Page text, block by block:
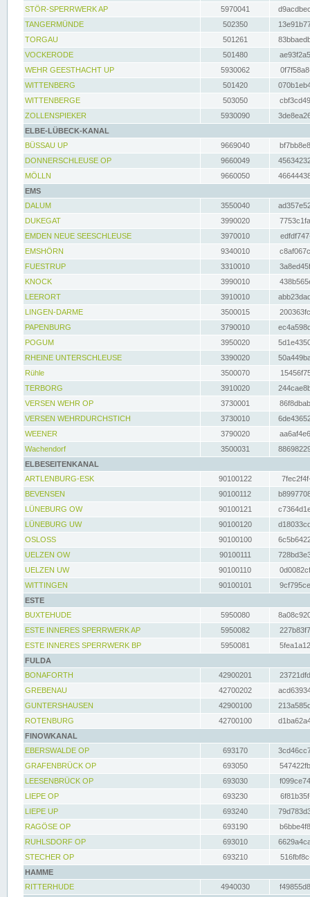
STÖR-SPERRWERK AP 5970041
TANGERMÜNDE
502350
TORGAU
501261
VOCKERODE
501480
WEHR GEESTHACHT UP
5930062
WITTENBERG
501420
WITTENBERGE
503050
ZOLLENSPIEKER
5930090
ELBE-LÜBECK-KANAL
BÜSSAU UP
9669040
DONNERSCHLEUSE OP
9660049
MÖLLN
9660050
EMS
DALUM
3550040
DUKEGAT
3990020
EMDEN NEUE SEESCHLEUSE
3970010
EMSHÖRN
9340010
FUESTRUP
3310010
KNOCK
3990010
LEERORT
3910010
LINGEN-DARME
3500015
PAPENBURG
3790010
POGUM
3950020
RHEINE UNTERSCHLEUSE
3390020
Rühle
3500070
TERBORG
3910020
VERSEN WEHR OP
3730001
VERSEN WEHRDURCHSTICH
3730010
WEENER
3790020
Wachendorf
3500031
ELBESEITENKANAL
ARTLENBURG-ESK
90100122
BEVENSEN
90100112
LÜNEBURG OW
90100121
LÜNEBURG UW
90100120
OSLOSS
90100100
UELZEN OW
90100111
UELZEN UW
90100110
WITTINGEN
90100101
ESTE
BUXTEHUDE
5950080
ESTE INNERES SPERRWERK AP
5950082
ESTE INNERES SPERRWERK BP
5950081
FULDA
BONAFORTH
42900201
GREBENAU
42700202
GUNTERSHAUSEN
42900100
ROTENBURG
42700100
FINOWKANAL
EBERSWALDE OP
693170
GRAFENBRÜCK OP
693050
LEESENBRÜCK OP
693030
LIEPE OP
693230
LIEPE UP
693240
RAGÖSE OP
693190
RUHLSDORF OP
693010
STECHER OP
693210
HAMME
RITTERHUDE
4940030